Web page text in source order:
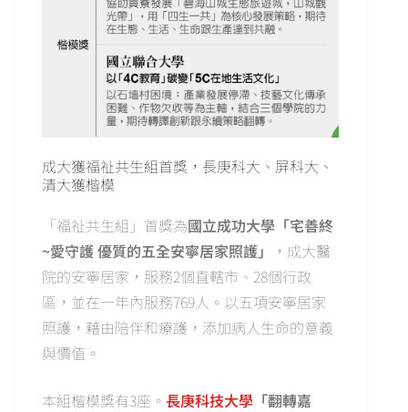
成大獲福祉共生組首獎，長庚科大、屏科大、
清大獲楷模
「福祉共生組」首獎為國立成功大學「宅善終
~愛守護 優質的五全安寧居家照護」
，成大醫
院的安寧居家，服務2個直轄市、28個行政
區，並在一年內服務769人。以五項安寧居家
照護，藉由陪伴和療護，添加病人生命的意義
與價值。
本組楷模獎有3座。 長庚科技大學 「翻轉嘉